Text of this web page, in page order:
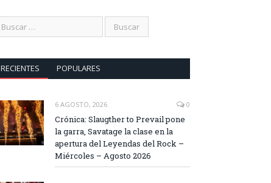
RECIENTES POPULARES
6 AGOSTO, 2026 0
Crónica: Slaugther to Prevail pone
la garra, Savatage la clase en la
apertura del Leyendas del Rock –
Miércoles – Agosto 2026